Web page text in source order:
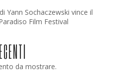
Yann Sochaczewski vince il
Film Festival
da mostrare.